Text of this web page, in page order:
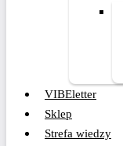
VIBEletter
Sklep
Strefa wiedzy